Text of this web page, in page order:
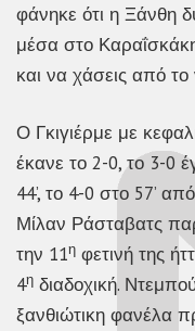
φάνηκε ότι η Ξάνθη
μέσα στο
και να χάσεις από
Ο Γκιγιέρμε με
έκανε το 2-0, το 3-0
44’, το 4-0 στο 57’
Μίλαν Ράσταβατς
την 11η φετινή της
4η διαδοχική.
ξανθιώτικη φανέλα